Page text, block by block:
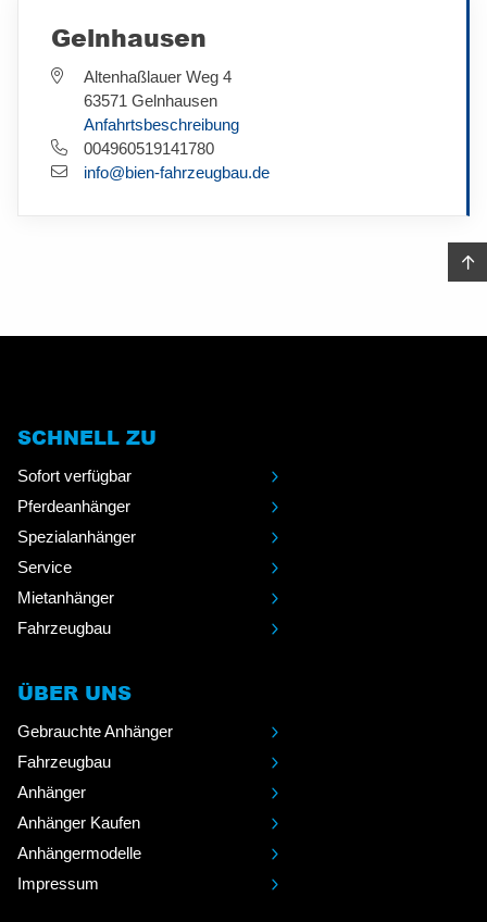
Gelnhausen
Altenhaßlauer Weg 4
63571 Gelnhausen
Anfahrtsbeschreibung
004960519141780
info@bien-fahrzeugbau.de
SCHNELL ZU
Sofort verfügbar
Pferdeanhänger
Spezialanhänger
Service
Mietanhänger
Fahrzeugbau
ÜBER UNS
Gebrauchte Anhänger
Fahrzeugbau
Anhänger
Anhänger Kaufen
Anhängermodelle
Impressum